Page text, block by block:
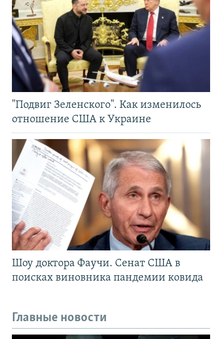
"Подвиг Зеленского". Как изменилось
отношение США к Украине
Шоу доктора Фаучи. Сенат США в
поисках виновника пандемии ковида
Главные новости